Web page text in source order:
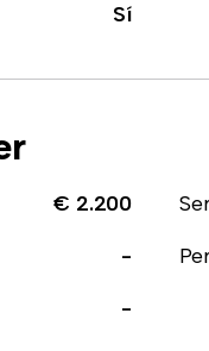
Sí
€ 2.200
-
-